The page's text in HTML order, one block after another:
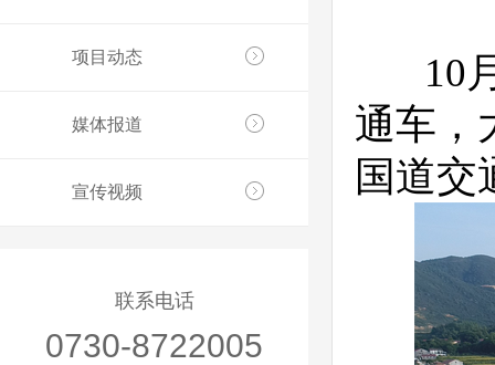
项目动态
媒体报道
宣传视频
联系电话
0730-8722005
10月
通车，
国道交